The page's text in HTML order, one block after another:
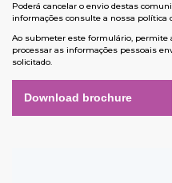
Poderá cancelar o envio destas
informações consulte a nossa política
Ao submeter este formulário, permite
processar as informações pessoais
solicitado.